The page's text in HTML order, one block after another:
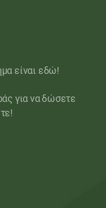
είναι εδώ!
για να δώσετε